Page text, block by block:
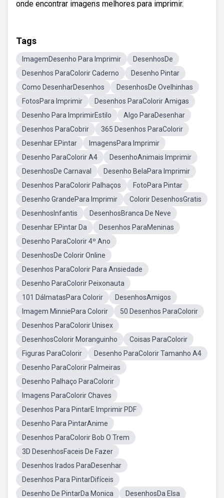
onde encontrar imagens melhores para imprimir.
Tags
ImagemDesenho Para Imprimir
DesenhosDe
Desenhos ParaColorir Caderno
Desenho Pintar
Como DesenharDesenhos
DesenhosDe Ovelhinhas
FotosPara Imprimir
Desenhos ParaColorir Amigas
Desenho Para ImprimirEstilo
Algo ParaDesenhar
Desenhos ParaCobrir
365 Desenhos ParaColorir
Desenhar EPintar
ImagensPara Imprimir
Desenho ParaColorir A4
DesenhoAnimais Imprimir
DesenhosDe Carnaval
Desenho BelaPara Imprimir
Desenhos ParaColorir Palhaços
FotoPara Pintar
Desenho GrandePara Imprimir
Colorir DesenhosGratis
DesenhosInfantis
DesenhosBranca De Neve
Desenhar EPintar Da
Desenhos ParaMeninas
Desenho ParaColorir 4º Ano
DesenhosDe Colorir Online
Desenhos ParaColorir Para Ansiedade
Desenho ParaColorir Peixonauta
101 DálmatasPara Colorir
DesenhosAmigos
Imagem MinniePara Colorir
50 Desenhos ParaColorir
Desenhos ParaColorir Unisex
DesenhosColorir Moranguinho
Coisas ParaColorir
Figuras ParaColorir
Desenho ParaColorir Tamanho A4
Desenho ParaColorir Palmeiras
Desenho Palhaço ParaColorir
Imagens ParaColorir Chaves
Desenhos Para PintarE Imprimir PDF
Desenho Para PintarAnime
Desenhos ParaColorir Bob O Trem
3D DesenhosFaceis De Fazer
Desenhos Irados ParaDesenhar
Desenhos Para PintarDifíceis
Desenho De PintarDa Monica
DesenhosDa Elsa